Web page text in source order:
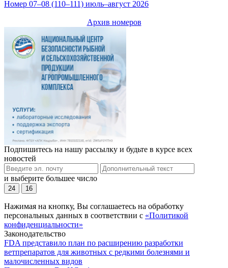
Номер 07–08 (110–111) июль–август 2026
Архив номеров
Подпишитесь на нашу рассылку и будьте в курсе всех
новостей
и выберите большее число
24 16
Нажимая на кнопку, Вы соглашаетесь на обработку
персональных данных в соответствии с «Политикой
конфиденциальности»
Законодательство
FDA представило план по расширению разработки
ветпрепаратов для животных с редкими болезнями и
малочисленных видов